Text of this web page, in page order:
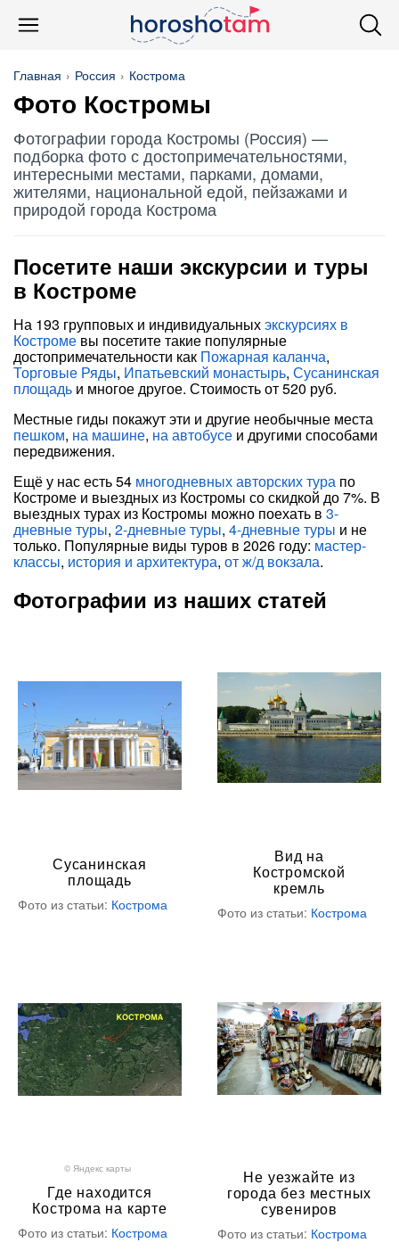
Главная Россия Кострома
Фото Костромы
Фотографии города Костромы (Россия) —
подборка фото с достопримечательностями,
интересными местами, парками, домами,
жителями, национальной едой, пейзажами и
природой города Кострома
Посетите наши экскурсии и туры
в Костроме
На 193 групповых и индивидуальныхэкскурсиях в
Костроме вы посетите такие популярные
достопримечательности как Пожарная каланча,
Торговые Ряды, Ипатьевский монастырь, Сусанинская
площадь и многое другое. Стоимость от 520 руб.
Местные гиды покажут эти и другие необычные места
пешком, на машине, на автобусе и другими способами
передвижения.
Ещё у нас есть 54 многодневных авторских тура по
Костроме и выездных из Костромы со скидкой до 7%. В
выездных турах из Костромы можно поехать в 3-
дневные туры, 2-дневные туры, 4-дневные туры и не
только. Популярные виды туров в 2026 году: мастер-
классы, история и архитектура, от ж/д вокзала.
Фотографии из наших статей
Сусанинская
площадь
Фото из статьи: Кострома
Вид на
Костромской
кремль
Фото из статьи: Кострома
© Яндекс карты
Где находится
Кострома на карте
Фото из статьи: Кострома
Не уезжайте из
города без местных
сувениров
Фото из статьи: Кострома